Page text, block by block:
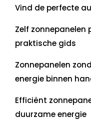
Vind de perfecte
Zelf zonnepanelen
praktische gids
Zonnepanelen
energie binnen
Efficiënt
duurzame energie